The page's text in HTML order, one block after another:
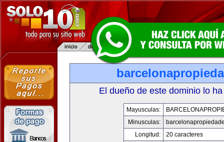
El dueño de este dominio lo
Mayusculas:
Minusculas:
Longitud:
20 caracteres